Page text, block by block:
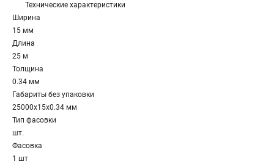
Технические характеристики
Ширина
15 мм
Длина
25 м
Толщина
0.34 мм
Габариты без упаковки
25000х15х0.34 мм
Тип фасовки
шт.
Фасовка
1 шт